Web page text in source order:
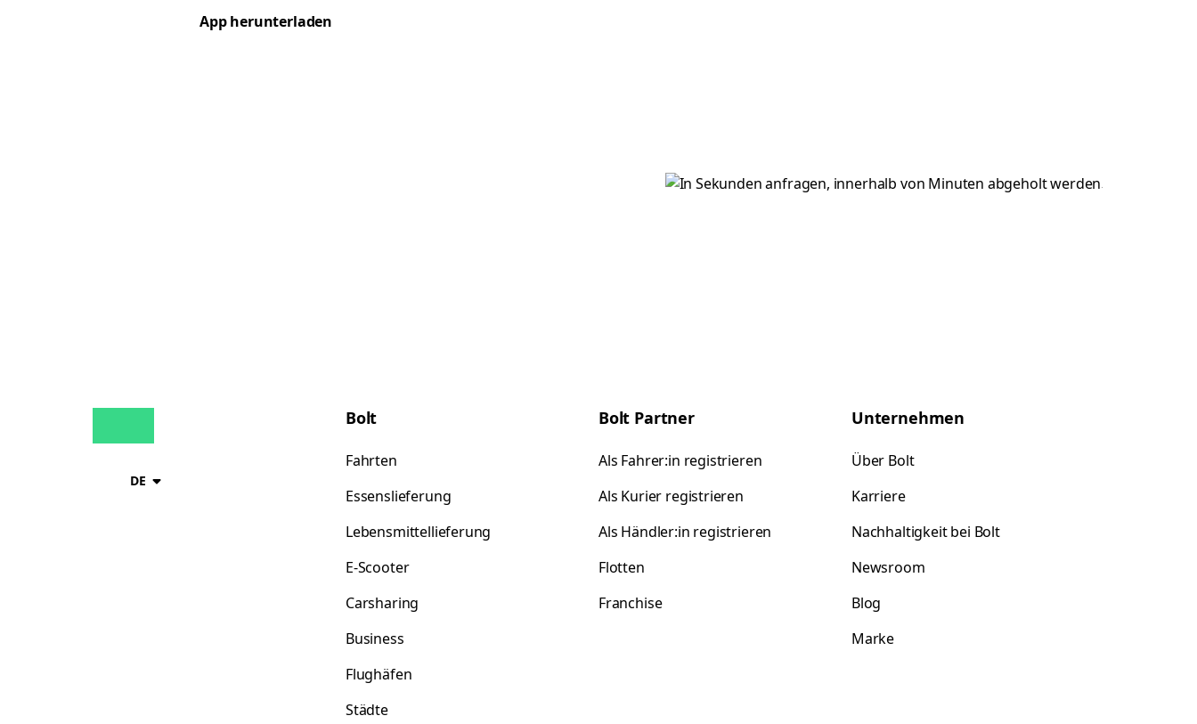
App herunterladen
DE
Bolt
Fahrten
Essenslieferung
Lebensmittellieferung
E-Scooter
Carsharing
Business
Flughäfen
Städte
Bolt Partner
Als Fahrer:in registrieren
Als Kurier registrieren
Als Händler:in registrieren
Flotten
Franchise
Unternehmen
Über Bolt
Karriere
Nachhaltigkeit bei Bolt
Newsroom
Blog
Marke